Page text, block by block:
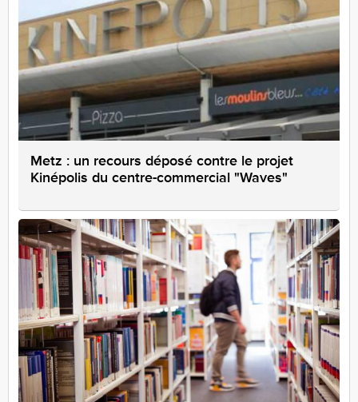
Metz : un recours déposé contre le projet
Kinépolis du centre-commercial "Waves"